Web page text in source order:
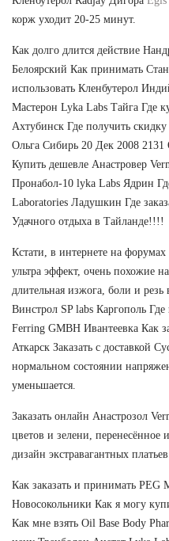
корж уходит 20-25 минут.
Как долго длится действие
Белоярский Как принимать
использовать Кленбутерол
Мастерон Lyka Labs Тайга Где
Ахтубинск Где получить
Ольга Сибирь 20 Дек 2008
Купить дешевле Анастровер
Пронабол-10 lyka Labs Ядрин
Laboratories Ладушкин Где
Удачного отдыха в Тайланде!!!!
Кстати, в интернете на
ультра эффект, очень похожие
длительная изжога, боли и
Винстрол SP labs Каргополь
Ferring GMBH Ивантеевка Как
Аткарск Заказать с доставкой
нормальном состоянии
уменьшается.
Заказать онлайн Анастрозол
цветов и зелени,
дизайн экстравагантных
Как заказать и принимать PEG
Новосокольники Как я могу
Как мне взять Oil Base Body